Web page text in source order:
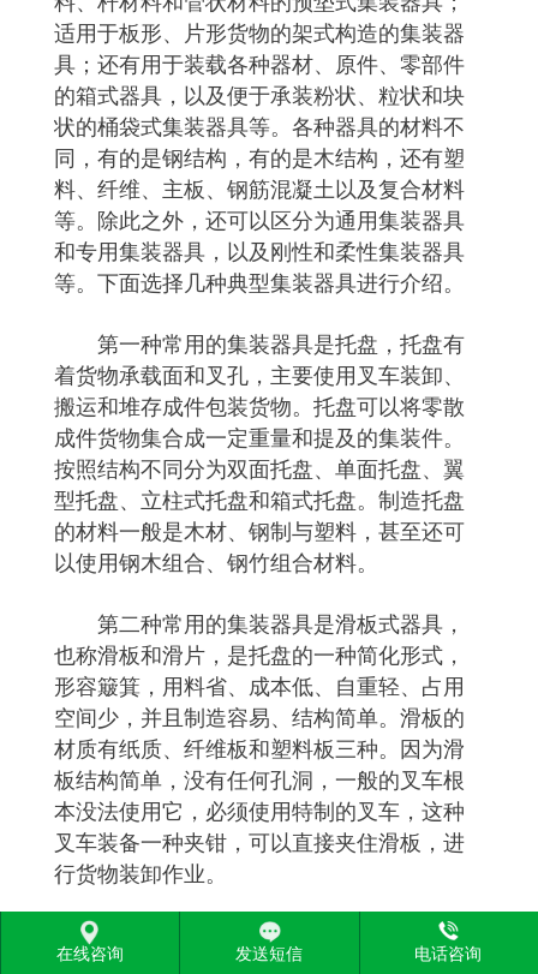
适用于板形、片形货物的架式构造的集装器
具；还有用于装载各种器材、原件、零部件
的箱式器具，以及便于承装粉状、粒状和块
状的桶袋式集装器具等。各种器具的材料不
同，有的是钢结构，有的是木结构，还有塑
料、纤维、主板、钢筋混凝土以及复合材料
等。除此之外，还可以区分为通用集装器具
和专用集装器具，以及刚性和柔性集装器具
等。下面选择几种典型集装器具进行介绍。
第一种常用的集装器具是托盘，托盘有
着货物承载面和叉孔，主要使用叉车装卸、
搬运和堆存成件包装货物。托盘可以将零散
成件货物集合成一定重量和提及的集装件。
按照结构不同分为双面托盘、单面托盘、翼
型托盘、立柱式托盘和箱式托盘。制造托盘
的材料一般是木材、钢制与塑料，甚至还可
以使用钢木组合、钢竹组合材料。
第二种常用的集装器具是滑板式器具，
也称滑板和滑片，是托盘的一种简化形式，
形容簸箕，用料省、成本低、自重轻、占用
空间少，并且制造容易、结构简单。滑板的
材质有纸质、纤维板和塑料板三种。因为滑
板结构简单，没有任何孔洞，一般的叉车根
本没法使用它，必须使用特制的叉车，这种
叉车装备一种夹钳，可以直接夹住滑板，进
行货物装卸作业。
第三种集装器具是预垫式，主要用于没
有包装也不捆扎的钢管、原木、各种管材的
在线咨询 发送短信 电话咨询